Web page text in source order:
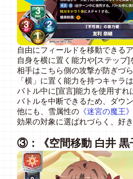
自由にフィールドを移動できる
自身を横に置く能力や[ステップ
相手はこちら側の攻撃が防ぎづ
「横」に置く能力を持つキャラ
バトル中に[宣言]能力を使用す
バトルを中断できるため、ダウ
他にも、雪属性の 《迷宮の魔王》
効果の対象に選ばれづらく、好
③：《空間移動 白井 黒